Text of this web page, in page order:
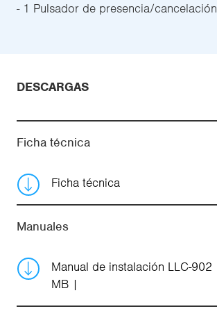
- 1 Pulsador de presencia/cancelación
DESCARGAS
Ficha técnica
Ficha técnica
Manuales
Manual de instalación LLC-902
MB